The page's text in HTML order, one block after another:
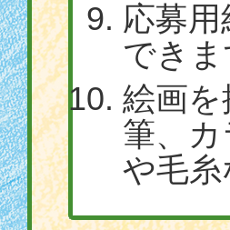
応募
できま
絵画
筆、
や毛